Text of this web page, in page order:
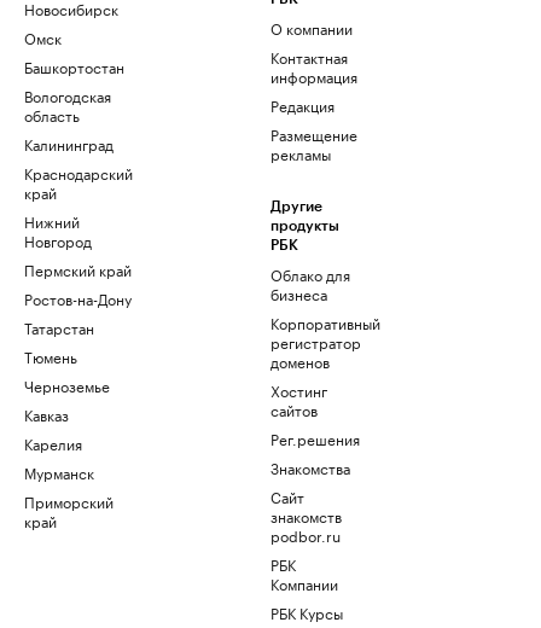
Новосибирск
Омск
Башкортостан
Вологодская
область
Калининград
Краснодарский
край
Нижний
Новгород
Пермский край
Ростов-на-Дону
Татарстан
Тюмень
Черноземье
Кавказ
Карелия
Мурманск
Приморский
край
О компании
Контактная
информация
Редакция
Размещение
рекламы
Другие
продукты
РБК
Облако для
бизнеса
Корпоративный
регистратор
доменов
Хостинг
сайтов
Рег.решения
Знакомства
Сайт
знакомств
podbor.ru
РБК
Компании
РБК Курсы